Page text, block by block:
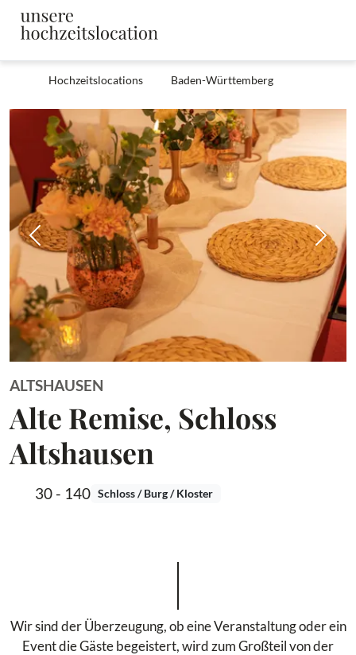
Hochzeitslocations Baden-Württemberg
Zurück
ALTSHAUSEN
Alte Remise, Schloss
Altshausen
30 - 140 Schloss / Burg / Kloster
Wir sind der Überzeugung, ob eine Veranstaltung oder ein
Event die Gäste begeistert, wird zum Großteil von der